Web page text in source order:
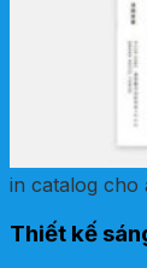
in catalog cho
Thiết kế